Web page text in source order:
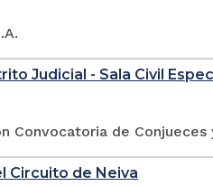
Judicial - Sala Civil
Convocatoria de
Circuito de Neiva